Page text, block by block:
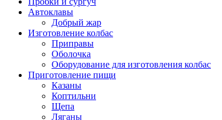
Автоклавы
Добрый жар
Изготовление колбас
Приправы
Оболочка
Оборудование для изготовления колбас
Приготовление пищи
Казаны
Коптильни
Щепа
Ляганы